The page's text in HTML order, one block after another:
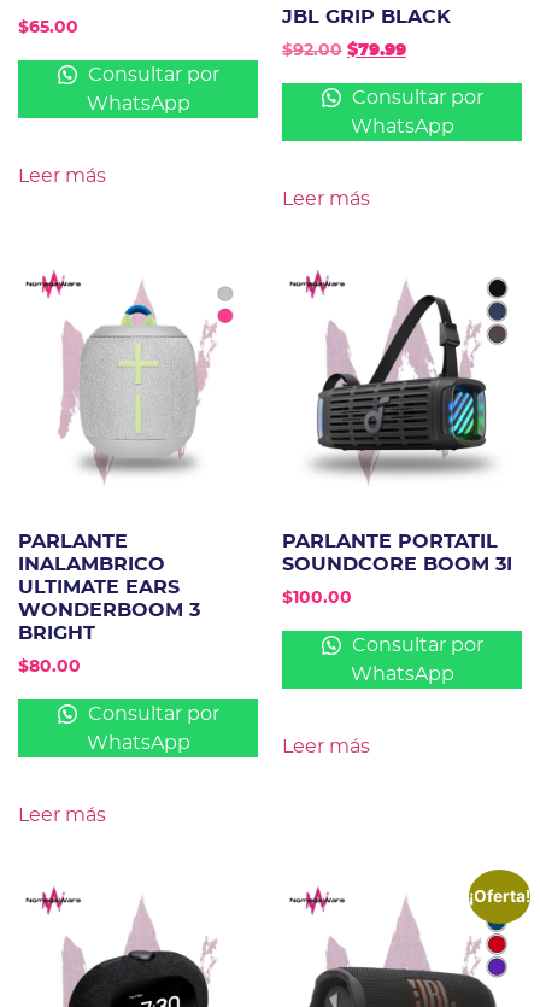
$65.00
Consultar por
WhatsApp
Leer más
JBL GRIP BLACK
$92.00 $79.99
Consultar por
WhatsApp
Leer más
PARLANTE
INALAMBRICO
ULTIMATE EARS
WONDERBOOM 3
BRIGHT
$80.00
Consultar por
WhatsApp
Leer más
PARLANTE PORTATIL
SOUNDCORE BOOM 3I
$100.00
Consultar por
WhatsApp
Leer más
¡Oferta!